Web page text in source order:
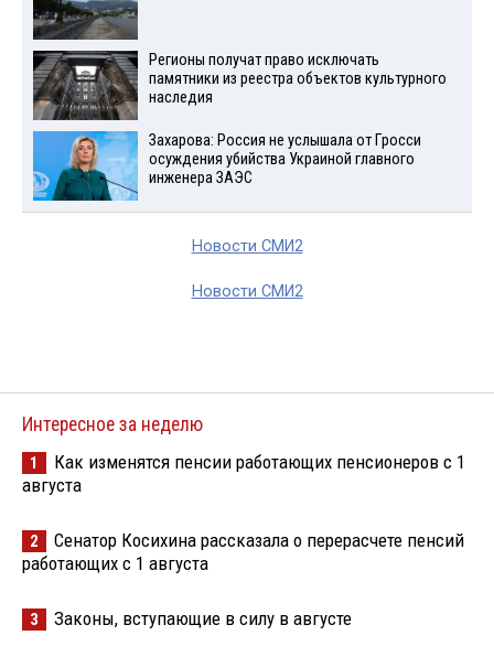
Регионы получат право исключать
памятники из реестра объектов культурного
наследия
Захарова: Россия не услышала от Гросси
осуждения убийства Украиной главного
инженера ЗАЭС
Новости СМИ2
Новости СМИ2
Интересное за неделю
1
Как изменятся пенсии работающих пенсионеров с 1
августа
2
Сенатор Косихина рассказала о перерасчете пенсий
работающих с 1 августа
3 Законы, вступающие в силу в августе